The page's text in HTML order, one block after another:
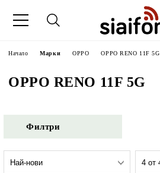
Начало Марки OPPO OPPO RENO 11F 5G
OPPO RENO 11F 5G
Филтри